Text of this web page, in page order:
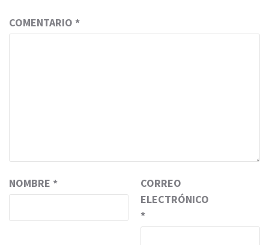
COMENTARIO *
NOMBRE *
CORREO
ELECTRÓNICO
*